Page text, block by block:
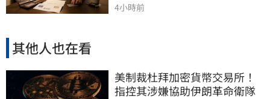
4小時前
其他人也在看
美制裁杜拜加密貨幣交易所！
指控其涉嫌協助伊朗革命衛隊